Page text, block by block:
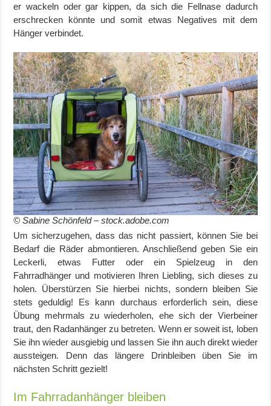
er wackeln oder gar kippen, da sich die Fellnase dadurch
erschrecken könnte und somit etwas Negatives mit dem
Hänger verbindet.
© Sabine Schönfeld – stock.adobe.com
Um sicherzugehen, dass das nicht passiert, können Sie bei
Bedarf die Räder abmontieren. Anschließend geben Sie ein
Leckerli, etwas Futter oder ein Spielzeug in den
Fahrradhänger und motivieren Ihren Liebling, sich dieses zu
holen. Überstürzen Sie hierbei nichts, sondern bleiben Sie
stets geduldig! Es kann durchaus erforderlichsein, diese
Übung mehrmals zu wiederholen, ehe sich der Vierbeiner
traut, den Radanhänger zu betreten. Wenn er soweit ist, loben
Sie ihn wieder ausgiebig und lassen Sie ihn auch direkt wieder
aussteigen. Denn das längere Drinbleiben üben Sie im
nächsten Schritt gezielt!
Im Fahrradanhänger bleiben